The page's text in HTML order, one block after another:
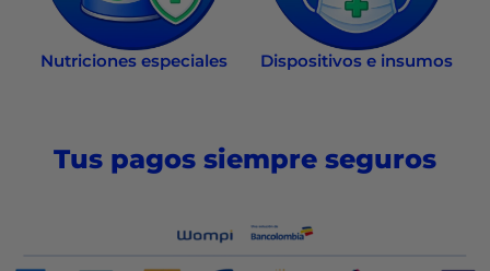
Nutriciones especiales Dispositivos e insumos
Tus pagos siempre seguros